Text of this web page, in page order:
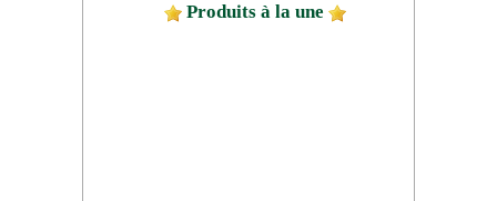
Produits à la une